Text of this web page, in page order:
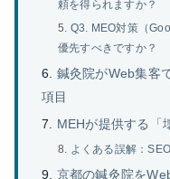
頼を得られますか？
Q3. MEO対策（
優先すべきですか？
鍼灸院がWeb集客
項目
MEHが提供する「
よくある誤解：
京都の鍼灸院を